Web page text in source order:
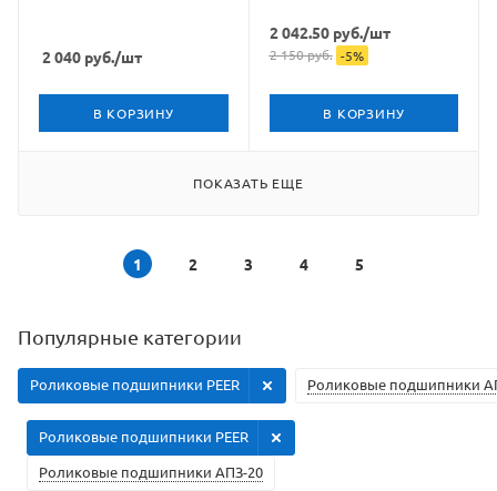
2 040 руб./шт
В КОРЗИНУ
2 042.50руб./шт
2 150руб. -5%
В КОРЗИНУ
ПОКАЗАТЬ ЕЩЕ
1 2 3 4 5
Популярные категории
Роликовые подшипники
Роликовые подшипники PEER
Роликовые подшипники АПЗ-20
Роликовые подшипники PEER